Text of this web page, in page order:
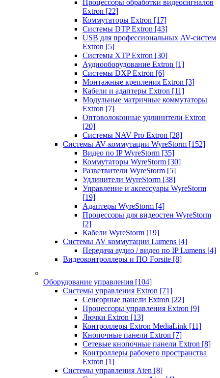
Процессоры обработки видеосигналов
Extron [22]
Коммутаторы Extron [17]
Системы DTP Extron [43]
USB для профессиональных AV-систем
Extron [5]
Системы XTP Extron [30]
Аудиооборудование Extron [1]
Системы DXP Extron [6]
Монтажные крепления Extron [3]
Кабели и адаптеры Extron [11]
Модульные матричные коммутаторы
Extron [7]
Оптоволоконные удлинители Extron
[20]
Системы NAV Pro Extron [28]
Системы AV-коммутации WyreStorm [152]
Видео по IP WyreStorm [35]
Коммутаторы WyreStorm [30]
Разветвители WyreStorm [5]
Удлинители WyreStorm [38]
Управление и аксессуары WyreStorm
[19]
Адаптеры WyreStorm [4]
Процессоры для видеостен WyreStorm
[2]
Кабели WyreStorm [19]
Системы AV коммутации Lumens [4]
Передача аудио / видео по IP Lumens [4]
Видеоконтроллеры и ПО Forsite [8]
Оборудование управления [104]
Системы управления Extron [71]
Сенсорные панели Extron [22]
Процессоры управления Extron [9]
Лючки Extron [13]
Контроллеры Extron MediaLink [11]
Кнопочные панели Extron [7]
Сетевые кнопочные панели Extron [8]
Контроллеры рабочего пространства
Extron [1]
Системы управления Aten [8]